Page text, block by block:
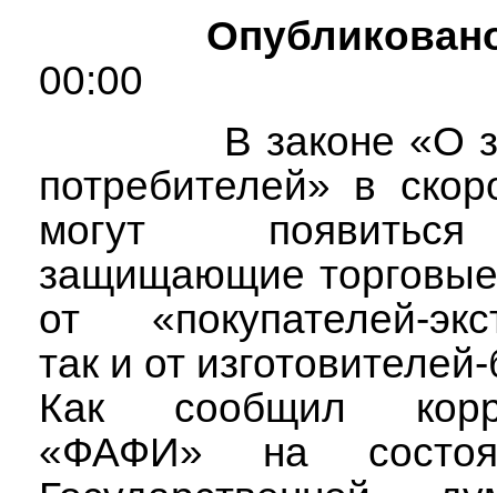
00:00
В законе «О
потребителей» в
могут
защищающие
от «покупателей-
так и от
Как сообщил
«ФАФИ» на